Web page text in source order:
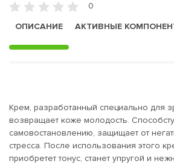
0
ОПИСАНИЕ
АКТИВНЫЕ
Крем, разработанный специально для
возвращает коже молодость.
самовостановлению, защищает от
стресса. После использования этого
приобретет тонус, станет упругой и